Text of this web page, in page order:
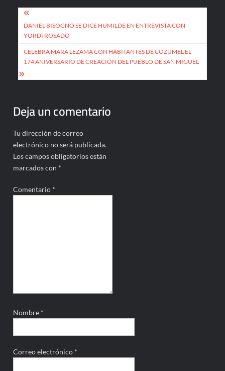
Navegación
de
entradas
DANIEL BISOGNO SE DICE HUMILDE EN ENTREVISTA CON
YORDI ROSADO
CELEBRA MARA LEZAMA CON HABITANTES DE COZUMEL EL
174 ANIVERSARIO DE CREACIÓN DEL PUEBLO DE SAN MIGUEL
Deja un comentario
Tu dirección de correo
electrónico no será publicada.
Los campos obligatorios están
marcados con *
Comentario *
Nombre *
Correo electrónico *